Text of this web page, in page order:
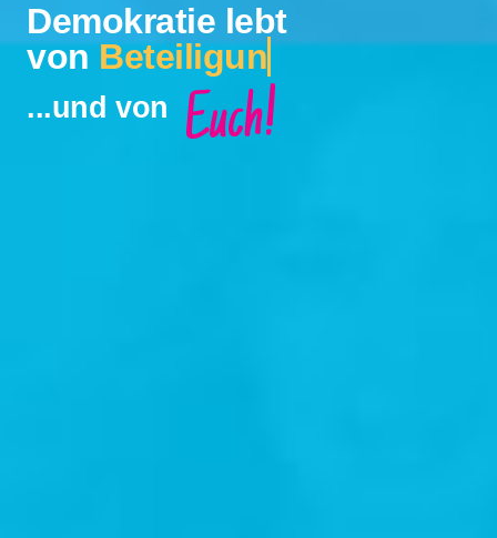
Demokratie lebt
von Vielfalt, Beteiligung,
Beteiligung
...und von
Euch!